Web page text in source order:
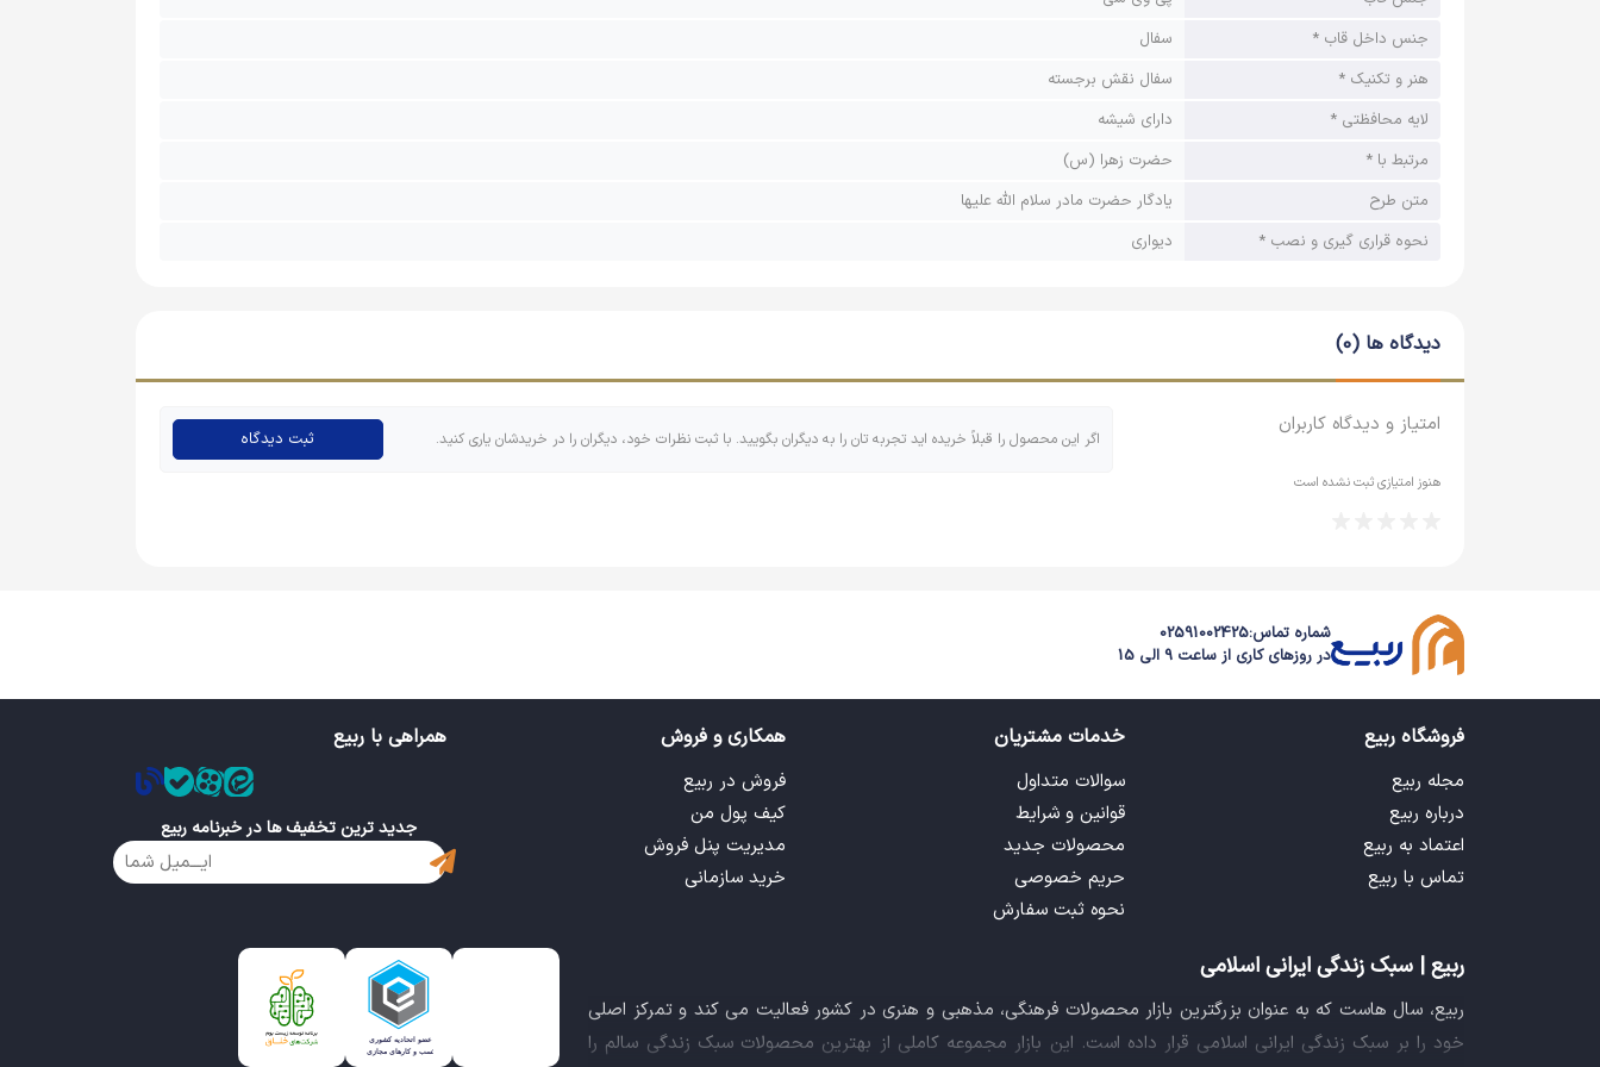
جنس داخل قاب *
سفال
هنر و تکنیک *
سفال نقش برجسته
لایه محافظتی *
دارای شیشه
مرتبط با *
حضرت زهرا (س)
متن طرح
یادگار حضرت مادر سلام الله علیها
نحوه قراری گیری و نصب *
دیواری
دیدگاه ها (0)
امتیاز و دیدگاه کاربران
هنوز امتیازی ثبت نشده است
اگر این محصول را قبلاً خریده اید تجربه تان را به دیگران بگویید. با ثبت نظرات خود، دیگران را در خریدشان یاری کنید. ثبت دیدگاه
شماره تماس:02591002425
در روزهای کاری از ساعت 9 الی 15
فروشگاه ربیع
مجله ربیع
درباره ربیع
اعتماد به ربیع
تماس با ربیع
خدمات مشتریان
سوالات متداول
قوانین و شرایط
محصولات جدید
حریم خصوصی
نحوه ثبت سفارش
همکاری و فروش
فروش در ربیع
کیف پول من
مدیریت پنل فروش
خرید سازمانی
همراهی با ربیع
جدید ترین تخفیف ها در خبرنامه ربیع
ربیع | سبک زندگی ایرانی اسلامی
ربیع، سال هاست که به عنوان بزرگترین بازار محصولات فرهنگی، مذهبی و هنری در کشور فعالیت می کند و تمرکز اصلی
خود را بر سبک زندگی ایرانی اسلامی قرار داده است. این بازار مجموعه کاملی از بهترین محصولات سبک زندگی سالم را